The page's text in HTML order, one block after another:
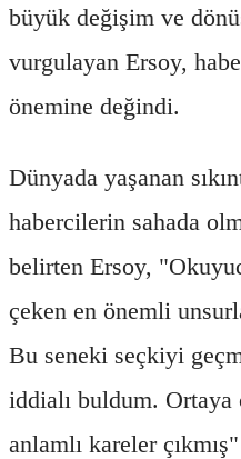
büyük değişim ve
vurgulayan Ersoy,
önemine değindi.
Dünyada yaşanan
habercilerin sahada
belirten Ersoy,
çeken en önemli
Bu seneki seçkiyi
iddialı buldum.
anlamlı kareler